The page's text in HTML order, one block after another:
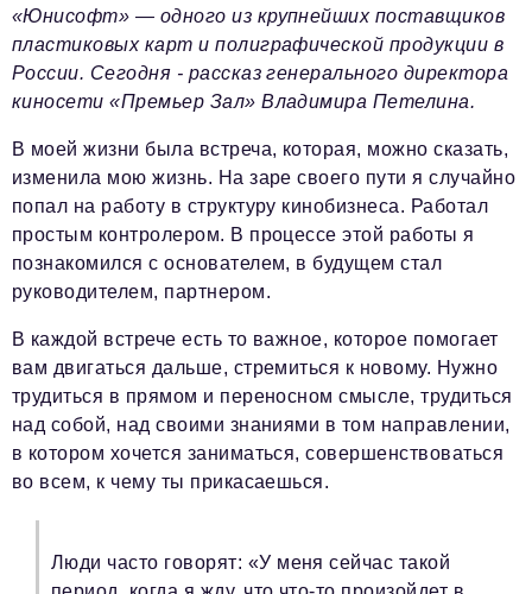
«Юнисофт» — одного из крупнейших поставщиков
пластиковых карт и полиграфической продукции в
России. Сегодня - рассказ генерального директора
киносети «Премьер Зал» Владимира Петелина.
В моей жизни была встреча, которая, можно сказать,
изменила мою жизнь. На заре своего пути я случайно
попал на работу в структуру кинобизнеса. Работал
простым контролером. В процессе этой работы я
познакомился с основателем, в будущем стал
руководителем, партнером.
В каждой встрече есть то важное, которое помогает
вам двигаться дальше, стремиться к новому. Нужно
трудиться в прямом и переносном смысле, трудиться
над собой, над своими знаниями в том направлении,
в котором хочется заниматься, совершенствоваться
во всем, к чему ты прикасаешься.
Люди часто говорят: «У меня сейчас такой